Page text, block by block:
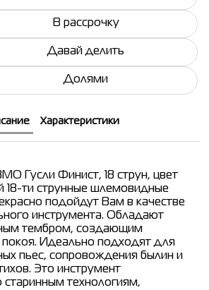
В рассрочку
Давай делить
Долями
Характеристики
Гусли Финист, 18 струн, цвет
18-ти струнные шлемовидные
подойдут Вам в качестве
инструмента. Обладают
тембром, создающим
Идеально подходят для
пьес, сопровождения былин и
Это инструмент
старинным технологиям,